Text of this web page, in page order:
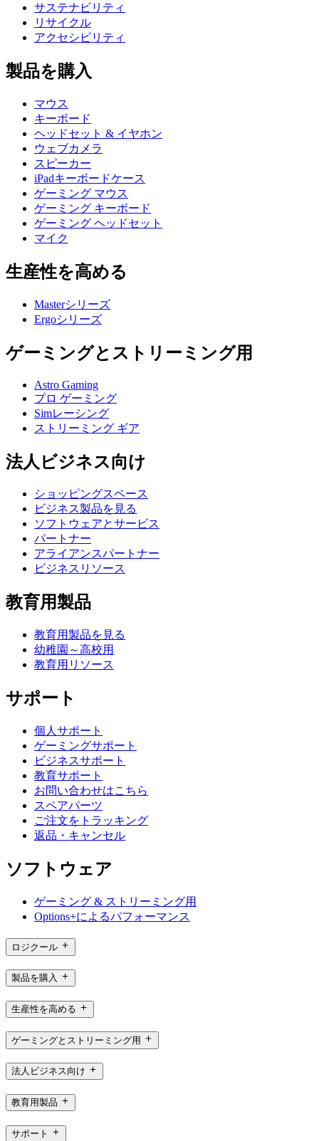
サステナビリティ
リサイクル
アクセシビリティ
製品を購入
マウス
キーボード
ヘッドセット & イヤホン
ウェブカメラ
スピーカー
iPadキーボードケース
ゲーミング マウス
ゲーミング キーボード
ゲーミング ヘッドセット
マイク
生産性を高める
Masterシリーズ
Ergoシリーズ
ゲーミングとストリーミング用
Astro Gaming
プロ ゲーミング
Simレーシング
ストリーミング ギア
法人ビジネス向け
ショッピングスペース
ビジネス製品を見る
ソフトウェアとサービス
パートナー
アライアンスパートナー
ビジネスリソース
教育用製品
教育用製品を見る
幼稚園～高校用
教育用リソース
サポート
個人サポート
ゲーミングサポート
ビジネスサポート
教育サポート
お問い合わせはこちら
スペアパーツ
ご注文をトラッキング
返品・キャンセル
ソフトウェア
ゲーミング & ストリーミング用
Options+によるパフォーマンス
ロジクール
製品を購入
生産性を高める
ゲーミングとストリーミング用
法人ビジネス向け
教育用製品
サポート